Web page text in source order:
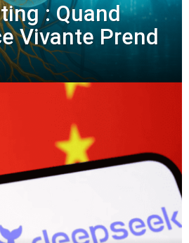
: Quand
Vivante Prend